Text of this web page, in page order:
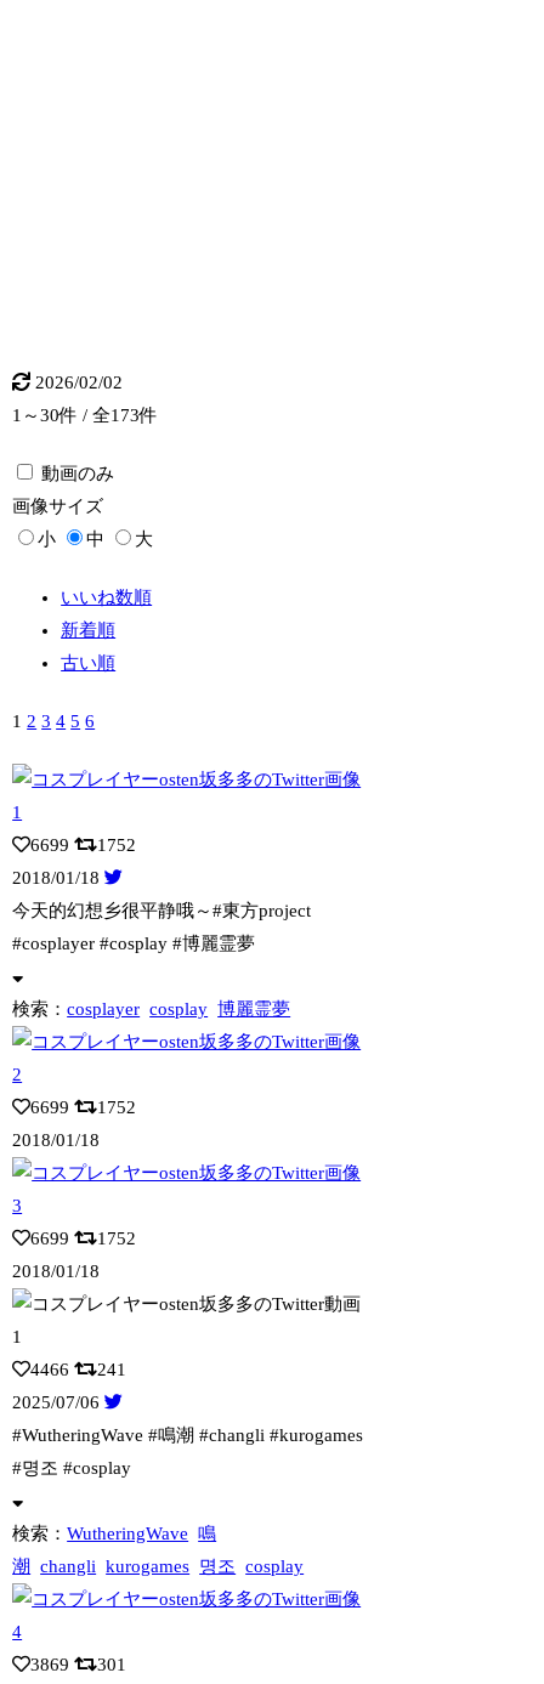
2026/02/02
1～30件 / 全173件
動画のみ
画像サイズ
小
中 大
いいね数順
新着順
古い順
1 2 3 4 5 6
6699
1752
2018/01/18
今天的幻想乡很平静哦～#東方project
#cosplayer #cosplay #博麗霊夢
検索：cosplayer cosplay 博麗霊夢
6699
1752
2018/01/18
6699
1752
2018/01/18
4466
241
2025/07/06
#WutheringWave #鳴潮 #changli #kurogames
#명조 #cosplay
検索：WutheringWave 鳴
潮
changli kurogames 명조 cosplay
3869 301